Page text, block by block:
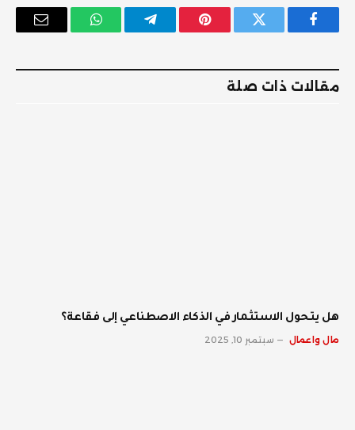
فيسبوك تويتر بينتيريستتيلقرام واتساب
البريد
مقالات ذات صلة
هل يتحول الاستثمار في الذكاء الاصطناعي إلى فقاعة؟
مال واعمال سبتمبر 10, 2025